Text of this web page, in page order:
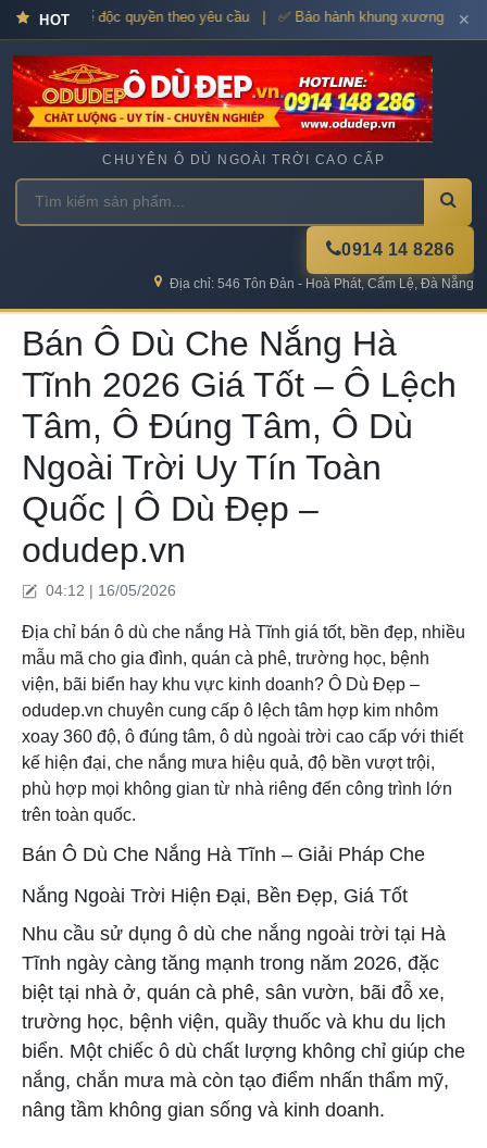
HOT
– Thiết kế độc quyền theo yêu cầu | ✅ Bảo hành khung xương ✕
CHUYÊN Ô DÙ NGOÀI TRỜI CAO CẤP
0914 14 8286
Địa chỉ: 546 Tôn Đản - Hoà Phát, Cẩm Lệ, Đà Nẵng
Bán Ô Dù Che Nắng Hà
Tĩnh 2026 Giá Tốt – Ô Lệch
Tâm, Ô Đúng Tâm, Ô Dù
Ngoài Trời Uy Tín Toàn
Quốc | Ô Dù Đẹp –
odudep.vn
04:12 | 16/05/2026
Địa chỉ bán ô dù che nắng Hà Tĩnh giá tốt, bền đẹp, nhiều
mẫu mã cho gia đình, quán cà phê, trường học, bệnh
viện, bãi biển hay khu vực kinh doanh? Ô Dù Đẹp –
odudep.vn chuyên cung cấp ô lệch tâm hợp kim nhôm
xoay 360 độ, ô đúng tâm, ô dù ngoài trời cao cấp với thiết
kế hiện đại, che nắng mưa hiệu quả, độ bền vượt trội,
phù hợp mọi không gian từ nhà riêng đến công trình lớn
trên toàn quốc.
Bán Ô Dù Che Nắng Hà Tĩnh – Giải Pháp Che
Nắng Ngoài Trời Hiện Đại, Bền Đẹp, Giá Tốt
Nhu cầu sử dụng ô dù che nắng ngoài trời tại Hà
Tĩnh ngày càng tăng mạnh trong năm 2026, đặc
biệt tại nhà ở, quán cà phê, sân vườn, bãi đỗ xe,
trường học, bệnh viện, quầy thuốc và khu du lịch
biển. Một chiếc ô dù chất lượng không chỉ giúp che
nắng, chắn mưa mà còn tạo điểm nhấn thẩm mỹ,
nâng tầm không gian sống và kinh doanh.